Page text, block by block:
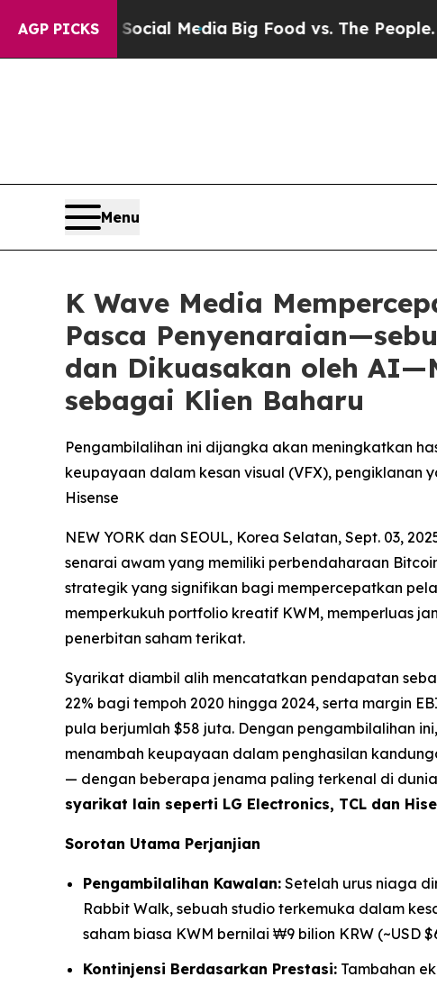
AGP PICKS
on Social MediaBig Food vs. The People. Big
Menu
K Wave Media
Pasca
dan Dikuasakan oleh
sebagai Klien Baharu
Pengambilalihan ini dijangka akan meningkatkan
keupayaan dalam kesan visual (VFX), pengiklanan
Hisense
NEW YORK dan SEOUL, Korea Selatan, Sept. 03,
senarai awam yang memiliki perbendaharaan
strategik yang signifikan bagi mempercepatkan
memperkukuh portfolio kreatif KWM, memperluas
penerbitan saham terikat.
Syarikat diambil alih mencatatkan pendapatan
22% bagi tempoh 2020 hingga 2024, serta margin
pula berjumlah $58 juta. Dengan pengambilalihan
menambah keupayaan dalam penghasilan
— dengan beberapa jenama paling terkenal di
syarikat lain seperti LG Electronics, TCL dan
Sorotan Utama Perjanjian
Pengambilalihan Kawalan: Setelah urus niaga
Rabbit Walk, sebuah studio terkemuka dalam
saham biasa KWM bernilai ₩9 bilion KRW (~USD
Kontinjensi Berdasarkan Prestasi: Tambahan